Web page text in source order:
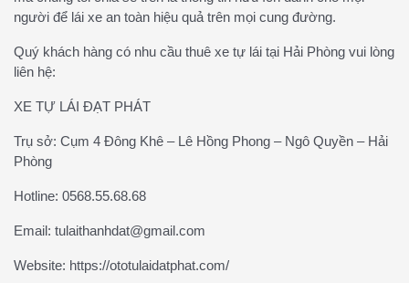
người để lái xe an toàn hiệu quả trên mọi cung đường.
Quý khách hàng có nhu cầu thuê xe tự lái tại Hải Phòng vui lòng
liên hệ:
XE TỰ LÁI ĐẠT PHÁT
Trụ sở: Cụm 4 Đông Khê – Lê Hồng Phong – Ngô Quyền – Hải
Phòng
Hotline: 0568.55.68.68
Email: tulaithanhdat@gmail.com
Website: https://ototulaidatphat.com/